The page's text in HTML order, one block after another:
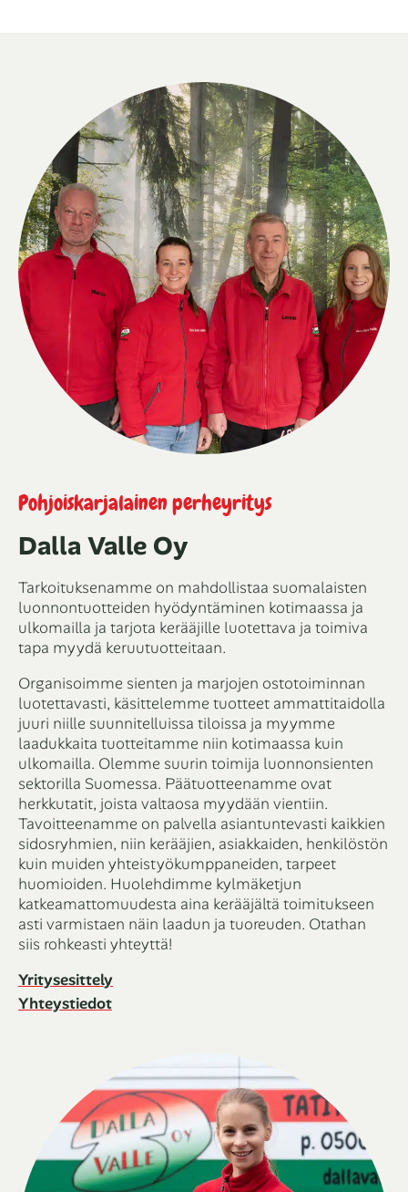
Pohjoiskarjalainen perheyritys
Dalla Valle Oy
Tarkoituksenamme on mahdollistaa suomalaisten
luonnontuotteiden hyödyntäminen kotimaassa ja
ulkomailla ja tarjota kerääjille luotettava ja toimiva
tapa myydä keruutuotteitaan.
Organisoimme sienten ja marjojen ostotoiminnan
luotettavasti, käsittelemme tuotteet ammattitaidolla
juuri niille suunnitelluissa tiloissa ja myymme
laadukkaita tuotteitamme niin kotimaassa kuin
ulkomailla. Olemme suurin toimija luonnonsienten
sektorilla Suomessa. Päätuotteenamme ovat
herkkutatit, joista valtaosa myydään vientiin.
Tavoitteenamme on palvella asiantuntevasti kaikkien
sidosryhmien, niin kerääjien, asiakkaiden, henkilöstön
kuin muiden yhteistyökumppaneiden, tarpeet
huomioiden. Huolehdimme kylmäketjun
katkeamattomuudesta aina kerääjältä toimitukseen
asti varmistaen näin laadun ja tuoreuden. Otathan
siis rohkeasti yhteyttä!
Yritysesittely
Yhteystiedot